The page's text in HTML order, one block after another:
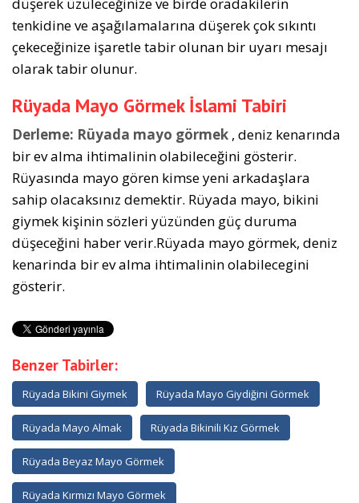
tenkidine ve aşağılamalarına düşerek çok sıkıntı
çekeceğinize işaretle tabir olunan bir uyarı mesajı
olarak tabir olunur.
Rüyada Mayo Görmek İslami Tabiri
Derleme: Rüyada mayo görmek , deniz kenarında
bir ev alma ihtimalinin olabileceğini gösterir.
Rüyasında mayo gören kimse yeni arkadaşlara
sahip olacaksınız demektir. Rüyada mayo, bikini
giymek kişinin sözleri yüzünden güç duruma
düşeceğini haber verir.Rüyada mayo görmek, deniz
kenarinda bir ev alma ihtimalinin olabilecegini
gösterir.
Benzer Tabirler:
Rüyada Bikini Giymek Rüyada Mayo Giydiğini Görmek
Rüyada Mayo Almak Rüyada Bikinili Kız Görmek
Rüyada Beyaz Mayo Görmek
Rüyada Kırmızı Mayo Görmek